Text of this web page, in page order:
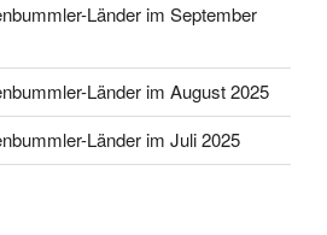
Länder im September
Länder im August 2025
Länder im Juli 2025